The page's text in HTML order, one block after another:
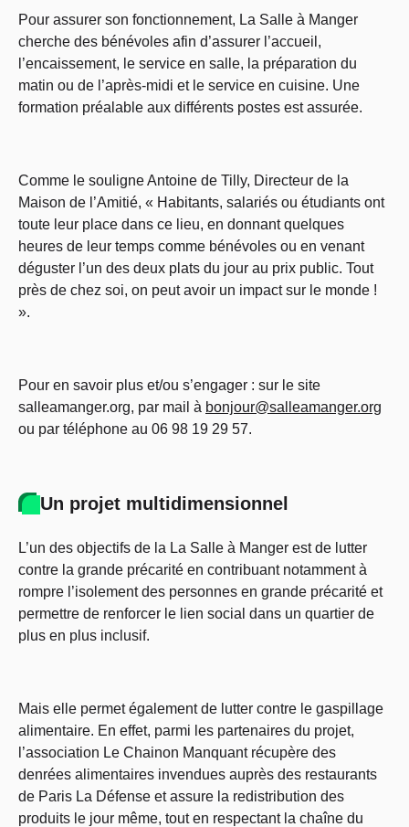
Pour assurer son fonctionnement, La Salle à Manger
cherche des bénévoles afin d’assurer l’accueil,
l’encaissement, le service en salle, la préparation du
matin ou de l’après-midi et le service en cuisine. Une
formation préalable aux différents postes est assurée.
Comme le souligne Antoine de Tilly, Directeur de la
Maison de l’Amitié, « Habitants, salariés ou étudiants ont
toute leur place dans ce lieu, en donnant quelques
heures de leur temps comme bénévoles ou en venant
déguster l’un des deux plats du jour au prix public. Tout
près de chez soi, on peut avoir un impact sur le monde !
».
Pour en savoir plus et/ou s’engager : sur le site
salleamanger.org, par mail à bonjour@salleamanger.org
ou par téléphone au 06 98 19 29 57.
Un projet multidimensionnel
L’un des objectifs de la La Salle à Manger est de lutter
contre la grande précarité en contribuant notamment à
rompre l’isolement des personnes en grande précarité et
permettre de renforcer le lien social dans un quartier de
plus en plus inclusif.
Mais elle permet également de lutter contre le gaspillage
alimentaire. En effet, parmi les partenaires du projet,
l’association Le Chainon Manquant récupère des
denrées alimentaires invendues auprès des restaurants
de Paris La Défense et assure la redistribution des
produits le jour même, tout en respectant la chaîne du